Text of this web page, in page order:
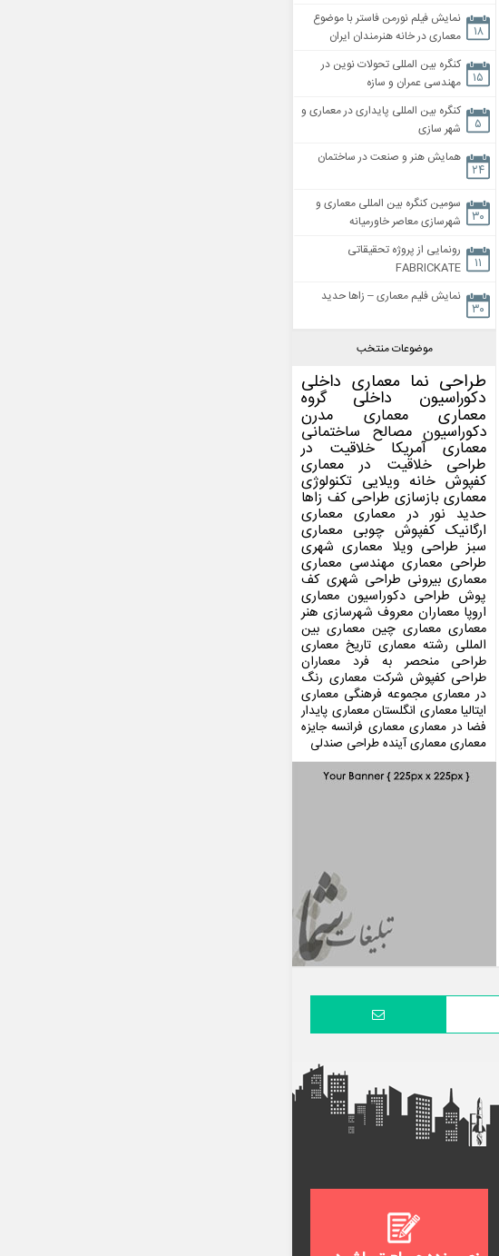
۱۸
نمایش فیلم نورمن فاستر با موضوع
معماری در خانه هنرمندان ایران
۱۵
کنگره بین المللی تحولات نوین در
مهندسی عمران و سازه
۵
کنگره بین المللی پایداری در معماری و
شهر سازی
۲۴
همایش هنر و صنعت در ساختمان
۳۰
سومین کنگره بین المللی معماری و
شهرسازی معاصر خاورمیانه
۱۱
رونمایی از پروژه تحقیقاتی
FABRICKATE
۳۰
نمایش فلیم معماری – زاها حدید
موضوعات منتخب
طراحی نما معماری داخلی
دکوراسیون داخلی گروه
معماری معماری مدرن
دکوراسیون مصالح ساختمانی
معماری آمریکا خلاقیت در
طراحی خلاقیت در معماری
کفپوش خانه ویلایی تکنولوژی
معماری بازسازی طراحی کف زاها
حدید نور در معماری معماری
ارگانیک کفپوش چوبی معماری
سبز طراحی ویلا معماری شهری
طراحی معماری مهندسی معماری
معماری بیرونی طراحی شهری کف
پوش طراحی دکوراسیون معماری
اروپا معماران معروف شهرسازی هنر
معماری معماری چین معماری بین
المللی رشته معماری تاریخ معماری
طراحی منحصر به فرد معماران
طراحی کفپوش شرکت معماری رنگ
در معماری مجموعه فرهنگی معماری
ایتالیا معماری انگلستان معماری پایدار
فضا در معماری معماری فرانسه جایزه
معماریمعماری آیندهطراحی صندلی